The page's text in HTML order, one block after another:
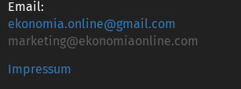
Email:
ekonomia.online@gmail.com
marketing@ekonomiaonline.com
Impressum